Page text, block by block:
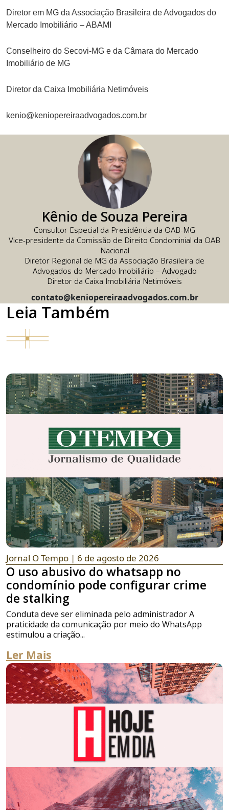
Diretor em MG da Associação Brasileira de Advogados do
Mercado Imobiliário – ABAMI
Conselheiro do Secovi-MG e da Câmara do Mercado
Imobiliário de MG
Diretor da Caixa Imobiliária Netimóveis
kenio@keniopereiraadvogados.com.br
Kênio de Souza Pereira
Consultor Especial da Presidência da OAB-MG
Vice-presidente da Comissão de Direito Condominial da OAB
Nacional
Diretor Regional de MG da Associação Brasileira de
Advogados do Mercado Imobiliário – Advogado
Diretor da Caixa Imobiliária Netimóveis
contato@keniopereiraadvogados.com.br
Leia Também
Jornal O Tempo | 6 de agosto de 2026
O uso abusivo do whatsapp no
condomínio pode configurar crime
de stalking
Conduta deve ser eliminada pelo administrador A
praticidade da comunicação por meio do WhatsApp
estimulou a criação...
Ler Mais